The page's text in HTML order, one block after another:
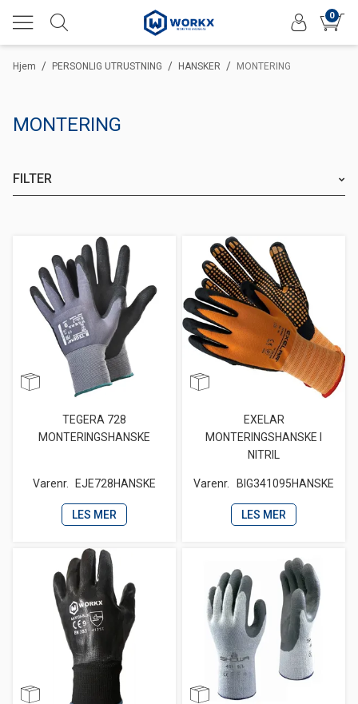
0
/
Hjem /
PERSONLIG UTRUSTNING /
HANSKER MONTERING
MONTERING
FILTER
TEGERA 728
MONTERINGSHANSKE
Varenr. EJE728HANSKE
LES MER
EXELAR
MONTERINGSHANSKE I
NITRIL
Varenr. BIG341095HANSKE
LES MER